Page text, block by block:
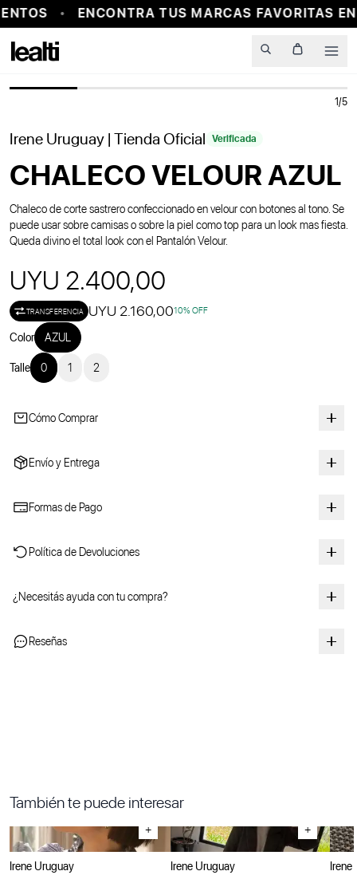
ENCONTRA TUS MARCAS FAVORITAS
PROBADOR VIRTUAL
1/5
Irene Uruguay | Tienda Oficial Verificada
CHALECO VELOUR AZUL
Chaleco de corte sastrero confeccionado en velour con botones al tono. Se
puede usar sobre camisas o sobre la piel como top para un look mas fiesta.
Queda divino el total look con el Pantalón Velour.
UYU 2.400,00
TRANSFERENCIA UYU 2.160,0010% OFF
Color AZUL
Talle 0 1 2
Cómo Comprar
Envío y Entrega
Formas de Pago
Política de Devoluciones
¿Necesitás ayuda con tu compra?
Reseñas
También te puede interesar
+
Irene Uruguay
+
Irene Uruguay
Irene